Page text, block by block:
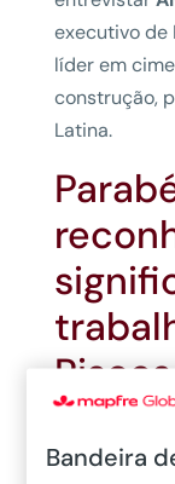
executivo de
líder em
construção,
Latina.
Muito
Bandeira